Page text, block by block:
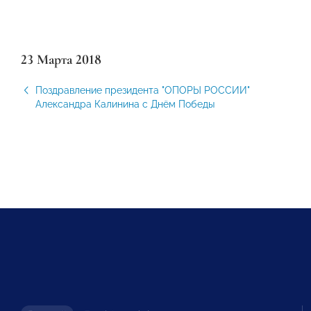
23 Марта 2018
Поздравление президента "ОПОРЫ РОССИИ"
Александра Калинина с Днём Победы